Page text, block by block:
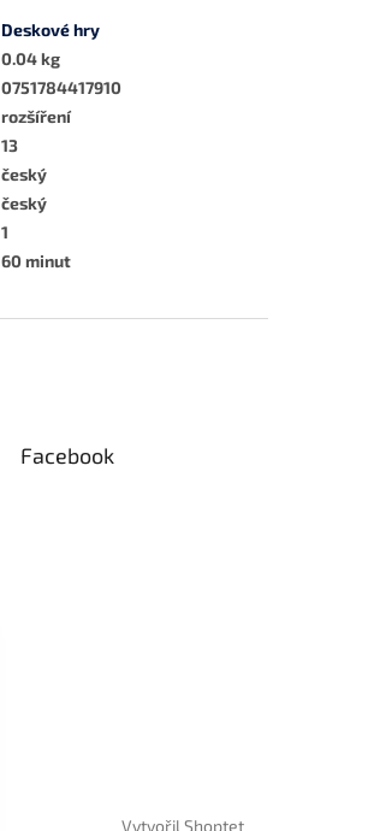
Deskové hry
0.04 kg
0751784417910
rozšíření
13
český
český
1
60 minut
Facebook
Vytvořil Shoptet